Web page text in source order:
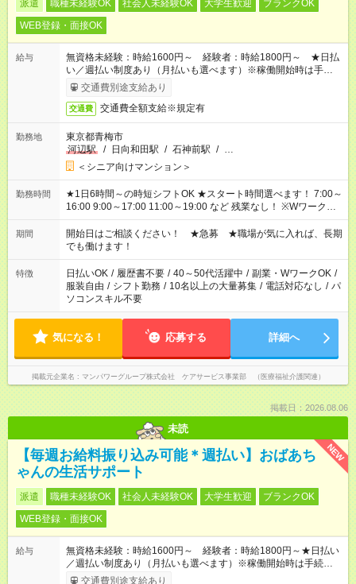
派遣 職種未経験OK 社会人未経験OK 大学生歓迎
ブランクOK
WEB登録・面接OK
給与
無資格未経験：時給1600円～ 経験者：時給1800円～ ★日払
い／週払い制度あり（月払いも選べます）※稼働開始時は手続き
完了次第のお支払いとなります。
交通費別途支給あり
交通費 交通費全額支給※規定有
勤務地
東京都青梅市
河辺駅
/ 日向和田駅 / 石神前駅 / …
＜シニア向けマンション＞
勤務時間
★1日6時間～の時短シフトOK ★スタート時間選べます！ 7:00～
16:00 9:00～17:00 11:00～19:00 など 残業なし！ ※Wワークの
場合、他のお仕事と合わせ週40時間超の就業はご案内できませ
ん ※法令に基づき、週20時間以上勤務は社会保険への加入対象
となります ※労働者派遣法（日雇い派遣の原則禁止）により、
短時間・短期間の就業はご案内が難しい場合があります
期間
開始日はご相談ください！ ★急募 ★職場が気に入れば、長期
でも働けます！
特徴 日払いOK / 履歴書不要 / 40～50代活躍中 / 副業・WワークOK /
服装自由 / シフト勤務 / 10名以上の大量募集 / 電話対応なし / パ
ソコンスキル不要
気になる！ 応募する 詳細へ
掲載元企業名 マンパワーグループ株式会社 ケアサービス事業部 （医療福祉介護関連）
掲載日：2026.08.06
未読
NEW
【毎週お給料振り込み可能＊週払い】おばあち
ゃんの生活サポート
派遣 職種未経験OK 社会人未経験OK 大学生歓迎
ブランクOK
WEB登録・面接OK
給与
無資格未経験：時給1600円～ 経験者：時給1800円～★日払い
／週払い制度あり（月払いも選べます）※稼働開始時は手続き完
了次第のお支払いとなります。
交通費別途支給あり